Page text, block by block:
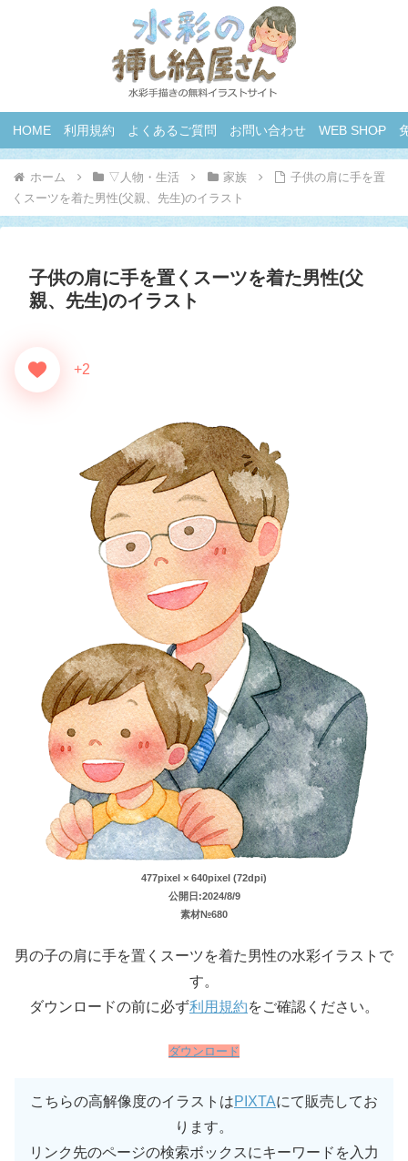
HOME 利用規約 よくあるご質問 お問い合わせ WEB SHOP
ホーム ▽人物・生活 家族
子供の肩に手を置
くスーツを着た男性(父親、先生)のイラスト
子供の肩に手を置くスーツを着た男性(父
親、先生)のイラスト
+2
477pixel × 640pixel (72dpi)
公開日:2024/8/9
素材№680
男の子の肩に手を置くスーツを着た男性の水彩イラストで
す。
ダウンロードの前に必ず利用規約をご確認ください。
ダウンロード
こちらの高解像度のイラストはPIXTAにて販売してお
ります。
リンク先のページの検索ボックスにキーワードを入力